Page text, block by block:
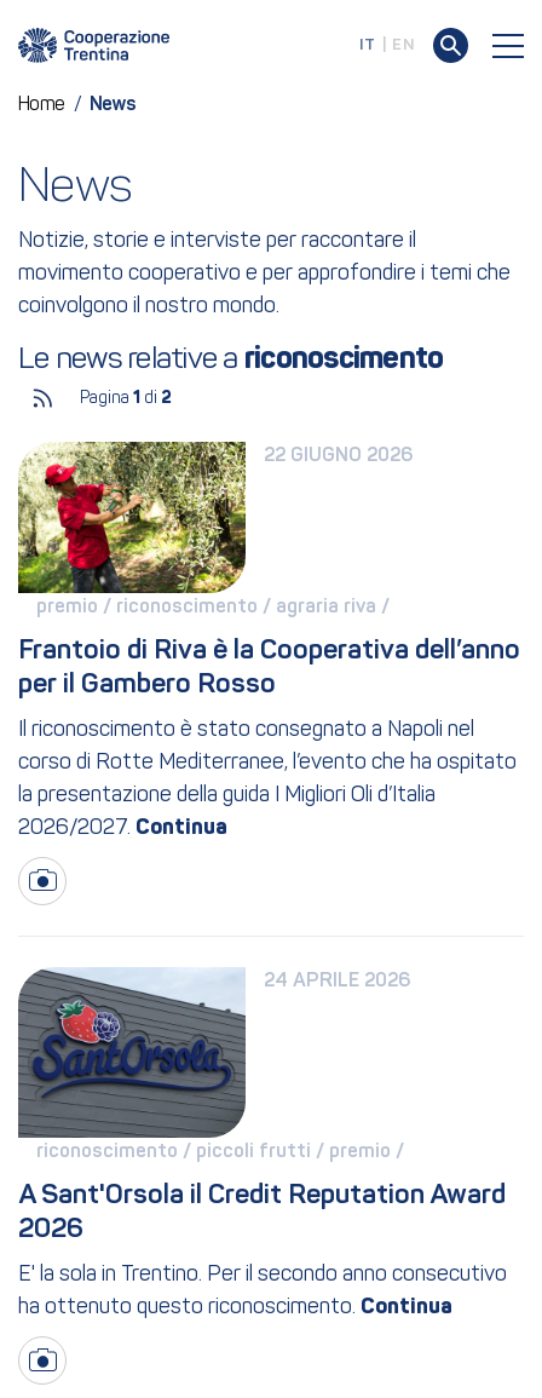
IT EN
Home / News
News
Notizie, storie e interviste per raccontare il
movimento cooperativo e per approfondire i temi che
coinvolgono il nostro mondo.
Le news relative a riconoscimento
Pagina 1 di 2
22 GIUGNO 2026
premio / riconoscimento / agraria riva /
Frantoio di Riva è la Cooperativa dell’anno
per il Gambero Rosso
Il riconoscimento è stato consegnato a Napoli nel
corso di Rotte Mediterranee, l’evento che ha ospitato
la presentazione della guida I Migliori Oli d’Italia
2026/2027.
24 APRILE 2026
riconoscimento / piccoli frutti / premio /
A Sant'Orsola il Credit Reputation Award
2026
E' la sola in Trentino. Per il secondo anno consecutivo
ha ottenuto questo riconoscimento.